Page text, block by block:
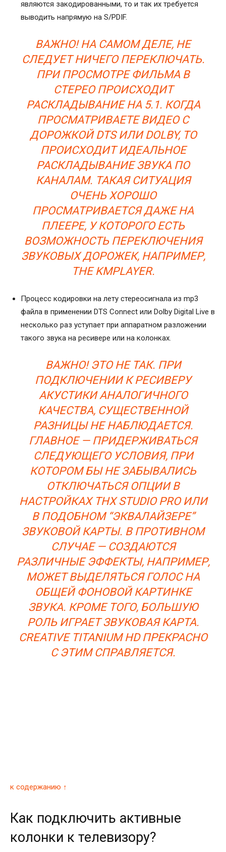
являются закодированными, то и так их требуется
выводить напрямую на S/PDIF.
ВАЖНО! НА САМОМ ДЕЛЕ, НЕ
СЛЕДУЕТ НИЧЕГО ПЕРЕКЛЮЧАТЬ.
ПРИ ПРОСМОТРЕ ФИЛЬМА В
СТЕРЕО ПРОИСХОДИТ
РАСКЛАДЫВАНИЕ НА 5.1. КОГДА
ПРОСМАТРИВАЕТЕ ВИДЕО С
ДОРОЖКОЙ DTS ИЛИ DOLBY, ТО
ПРОИСХОДИТ ИДЕАЛЬНОЕ
РАСКЛАДЫВАНИЕ ЗВУКА ПО
КАНАЛАМ. ТАКАЯ СИТУАЦИЯ
ОЧЕНЬ ХОРОШО
ПРОСМАТРИВАЕТСЯ ДАЖЕ НА
ПЛЕЕРЕ, У КОТОРОГО ЕСТЬ
ВОЗМОЖНОСТЬ ПЕРЕКЛЮЧЕНИЯ
ЗВУКОВЫХ ДОРОЖЕК, НАПРИМЕР,
THE KMPLAYER.
Процесс кодировки на лету стереосигнала из mp3
файла в применении DTS Connect или Dolby Digital Live в
несколько раз уступает при аппаратном разложении
такого звука на ресивере или на колонках.
ВАЖНО! ЭТО НЕ ТАК. ПРИ
ПОДКЛЮЧЕНИИ К РЕСИВЕРУ
АКУСТИКИ АНАЛОГИЧНОГО
КАЧЕСТВА, СУЩЕСТВЕННОЙ
РАЗНИЦЫ НЕ НАБЛЮДАЕТСЯ.
ГЛАВНОЕ — ПРИДЕРЖИВАТЬСЯ
СЛЕДУЮЩЕГО УСЛОВИЯ, ПРИ
КОТОРОМ БЫ НЕ ЗАБЫВАЛИСЬ
ОТКЛЮЧАТЬСЯ ОПЦИИ В
НАСТРОЙКАХ THX STUDIO PRO ИЛИ
В ПОДОБНОМ “ЭКВАЛАЙЗЕРЕ”
ЗВУКОВОЙ КАРТЫ. В ПРОТИВНОМ
СЛУЧАЕ — СОЗДАЮТСЯ
РАЗЛИЧНЫЕ ЭФФЕКТЫ, НАПРИМЕР,
МОЖЕТ ВЫДЕЛЯТЬСЯ ГОЛОС НА
ОБЩЕЙ ФОНОВОЙ КАРТИНКЕ
ЗВУКА. КРОМЕ ТОГО, БОЛЬШУЮ
РОЛЬ ИГРАЕТ ЗВУКОВАЯ КАРТА.
CREATIVE TITANIUM HD ПРЕКРАСНО
С ЭТИМ СПРАВЛЯЕТСЯ.
к содержанию ↑
Как подключить активные
колонки к телевизору?